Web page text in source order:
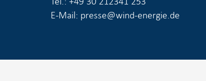
E-Mail: presse@wind-energie.de